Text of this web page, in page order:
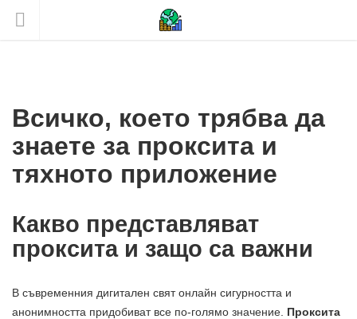
Всичко, което трябва да
знаете за проксита и
тяхното приложение
Какво представляват
проксита и защо са важни
В съвременния дигитален свят онлайн сигурността и
анонимността придобиват все по-голямо значение. Проксита